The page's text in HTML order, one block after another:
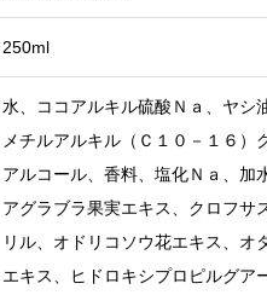
250ml
水、ココアルキル硫酸Ｎａ、ヤシ
メチルアルキル（Ｃ１０－１６
アルコール、香料、塩化Ｎａ、加
アグラブラ果実エキス、クロフサ
リル、オドリコソウ花エキス、
エキス、ヒドロキシプロピルグア